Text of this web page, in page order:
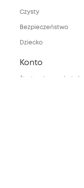
Czysty
Bezpieczeństwo
Dziecko
Konto